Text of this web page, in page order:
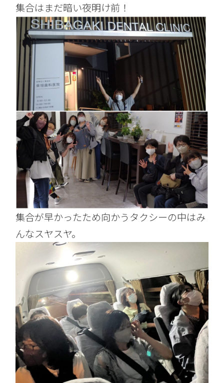
集合はまだ暗い夜明け前！
集合が早かったため向かうタクシーの中はみ
んなスヤスヤ。